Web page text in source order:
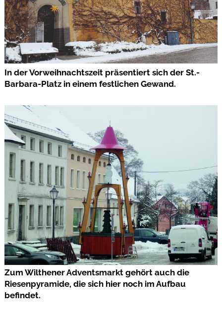
In der Vorweihnachtszeit präsentiert sich der St.-
Barbara-Platz in einem festlichen Gewand.
Zum Wilthener Adventsmarkt gehört auch die
Riesenpyramide, die sich hier noch im Aufbau
befindet.